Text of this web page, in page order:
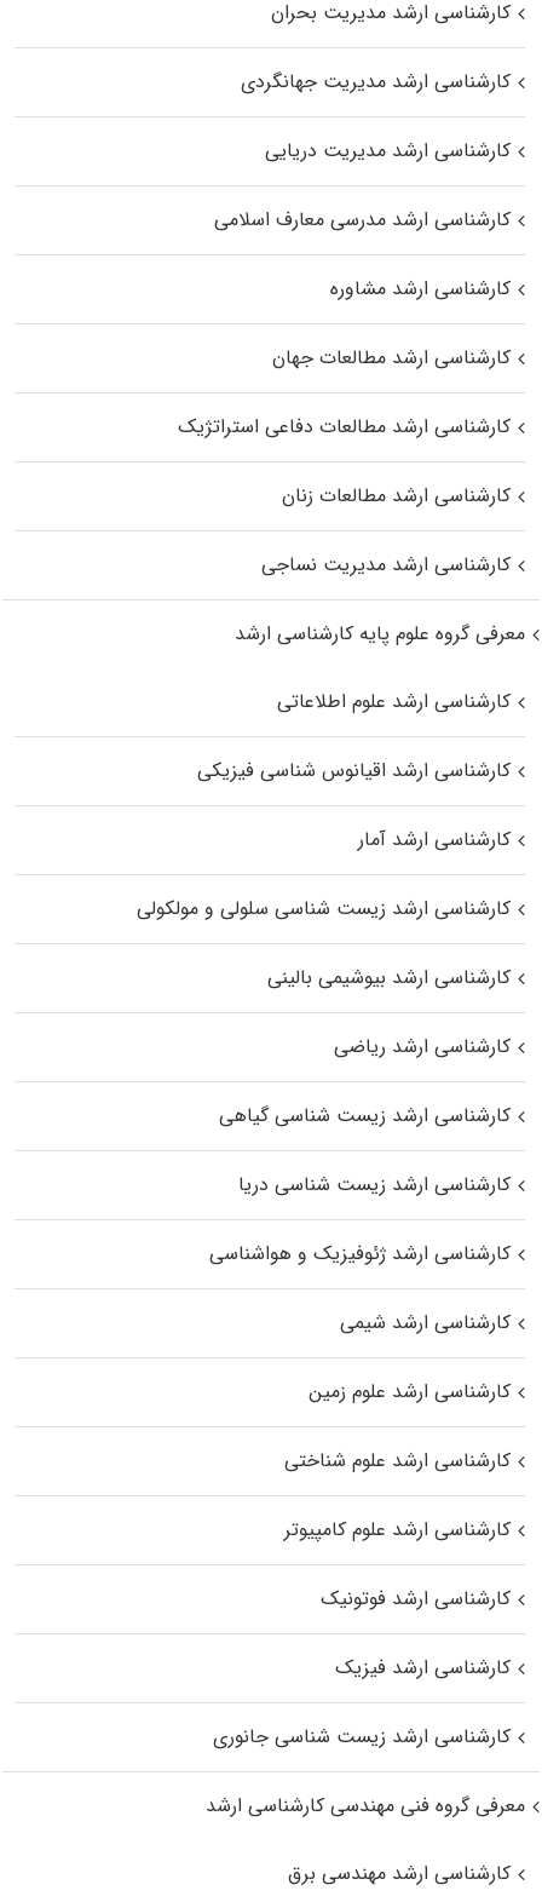
کارشناسی ارشد مدیریت بحران
کارشناسی ارشد مدیریت جهانگردی
کارشناسی ارشد مدیریت دریایی
کارشناسی ارشد مدرسی معارف اسلامی
کارشناسی ارشد مشاوره
کارشناسی ارشد مطالعات جهان
کارشناسی ارشد مطالعات دفاعی استراتژیک
کارشناسی ارشد مطالعات زنان
کارشناسی ارشد مدیریت نساجی
معرفی گروه علوم پایه کارشناسی ارشد
کارشناسی ارشد علوم اطلاعاتی
کارشناسی ارشد اقیانوس‌ شناسی فیزیکی
کارشناسی ارشد آمار
کارشناسی ارشد زیست شناسی سلولی و مولکولی
کارشناسی ارشد بیوشیمی بالینی
کارشناسی ارشد ریاضی
کارشناسی ارشد زیست‌ شناسی گیاهی
کارشناسی ارشد زیست‌ شناسی دریا
کارشناسی ارشد ژئوفیزیک و هواشناسی
کارشناسی ارشد شیمی
کارشناسی ارشد علوم زمین
کارشناسی ارشد علوم شناختی
کارشناسی ارشد علوم کامپیوتر
کارشناسی ارشد فوتونیک
کارشناسی ارشد فیزیک
کارشناسی ارشد زیست‌ شناسی جانوری
معرفی گروه فنی مهندسی کارشناسی ارشد
کارشناسی ارشد مهندسی برق